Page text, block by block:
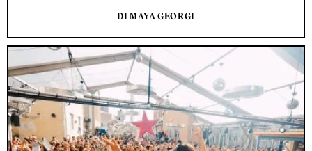
DI MAYA GEORGI